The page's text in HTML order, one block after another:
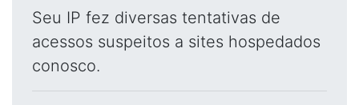
Seu IP fez diversas tentativas de
acessos suspeitos a sites hospedados
conosco.